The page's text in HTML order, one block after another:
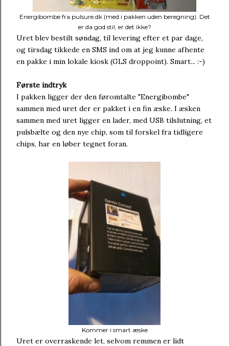
Energibombe fra pulsure.dk (med i pakken uden beregning). Det
er da god stil, er det ikke?
Uret blev bestilt søndag, til levering efter et par dage,
og tirsdag tikkede en SMS ind om at jeg kunne afhente
en pakke i min lokale kiosk (GLS droppoint). Smart... :-)
Første indtryk
I pakken ligger der den føromtalte "Energibombe"
sammen med uret der er pakket i en fin æske. I æsken
sammen med uret ligger en lader, med USB tilslutning, et
pulsbælte og den nye chip, som til forskel fra tidligere
chips, har en løber tegnet foran.
Kommer i smart æske
Uret er overraskende let, selvom remmen er lidt